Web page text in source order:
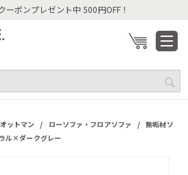
ーポンプレゼント中 500円OFF！
ットマン / ローソファ・フロアソファ / 無垢材ソ
ル×ダークグレー